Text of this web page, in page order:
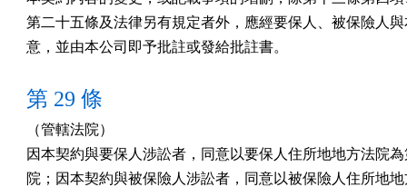
第二十五條及法律另有規定者外，應經要保人、被保險人
意，並由本公司即予批註或發給批註書。
第 29 條
（管轄法院）
因本契約與要保人涉訟者，同意以要保人住所地地方法院
院；因本契約與被保險人涉訟者，同意以被保險人住所地